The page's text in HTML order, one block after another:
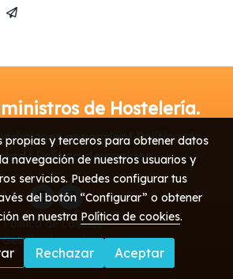
de Hostelería.
generales | Política de
| Política de cookies
Política de cookies
Gestión de cookies
propias y terceros para obtener datos
navegación de nuestros usuarios y
servicios. Puedes configurar tus
del botón “Configurar” o obtener
en nuestra Política de cookies.
Rechazar Aceptar